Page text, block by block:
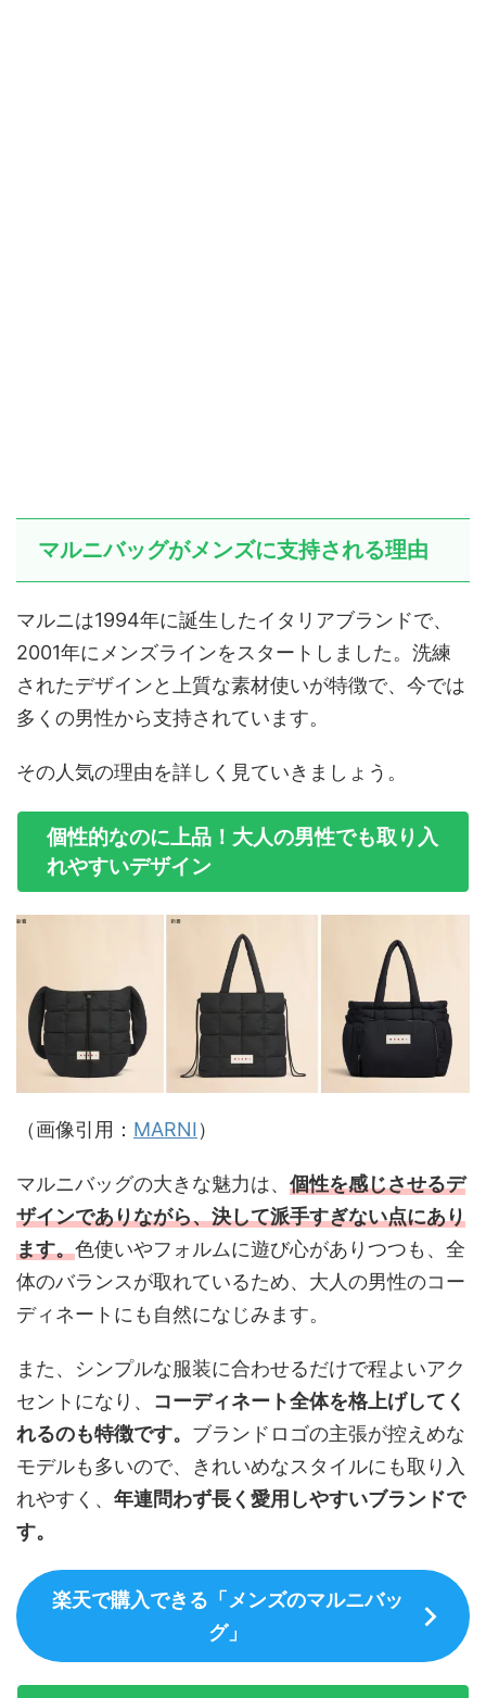
マルニバッグがメンズに支持される理由
マルニは1994年に誕生したイタリアブランドで、
2001年にメンズラインをスタートしました。洗練
されたデザインと上質な素材使いが特徴で、今では
多くの男性から支持されています。
その人気の理由を詳しく見ていきましょう。
個性的なのに上品！大人の男性でも取り入
れやすいデザイン
（画像引用： MARNI）
マルニバッグの大きな魅力は、 個性を感じさせるデ
ザインでありながら、決して派手すぎない点にあり
ます。色使いやフォルムに遊び心がありつつも、全
体のバランスが取れているため、大人の男性のコー
ディネートにも自然になじみます。
また、シンプルな服装に合わせるだけで程よいアク
セントになり、 コーディネート全体を格上げしてく
れるのも特徴です。 ブランドロゴの主張が控えめな
モデルも多いので、きれいめなスタイルにも取り入
れやすく、 年連問わず長く愛用しやすいブランドで
す。
楽天で購入できる「メンズのマルニバッ
グ」